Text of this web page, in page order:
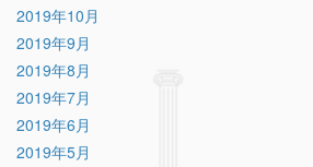
2019年10月
2019年9月
2019年8月
2019年7月
2019年6月
2019年5月